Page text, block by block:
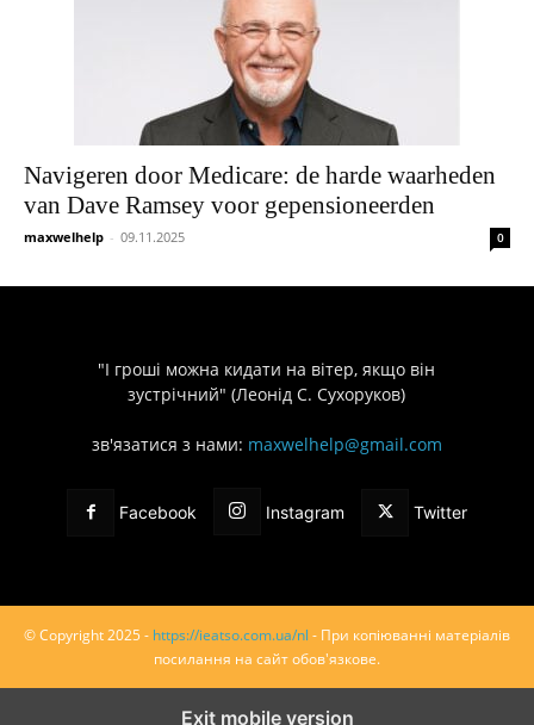
Navigeren door Medicare: de harde waarheden
van Dave Ramsey voor gepensioneerden
maxwelhelp - 09.11.2025 0
"І гроші можна кидати на вітер, якщо він
зустрічний" (Леонід С. Сухоруков)
зв'язатися з нами: maxwelhelp@gmail.com
Facebook Instagram Twitter
© Copyright 2025 - https://ieatso.com.ua/nl - При копіюванні матеріалів
посилання на сайт обов'язкове.
Exit mobile version